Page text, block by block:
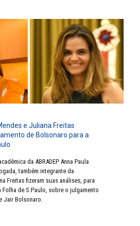
e Juliana Freitas
de Bolsonaro para a
da ABRADEP Anna Paula
também integrante da
Freitas fizeram suas análises, para
Folha de S.Paulo, sobre o julgamento
Jair Bolsonaro.